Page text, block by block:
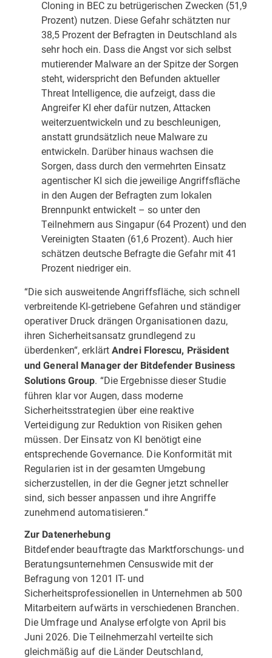
Cloning in BEC zu betrügerischen Zwecken (51,9
Prozent) nutzen. Diese Gefahr schätzten nur
38,5 Prozent der Befragten in Deutschland als
sehr hoch ein. Dass die Angst vor sich selbst
mutierender Malware an der Spitze der Sorgen
steht, widerspricht den Befunden aktueller
Threat Intelligence, die aufzeigt, dass die
Angreifer KI eher dafür nutzen, Attacken
weiterzuentwickeln und zu beschleunigen,
anstatt grundsätzlich neue Malware zu
entwickeln. Darüber hinaus wachsen die
Sorgen, dass durch den vermehrten Einsatz
agentischer KI sich die jeweilige Angriffsfläche
in den Augen der Befragten zum lokalen
Brennpunkt entwickelt – so unter den
Teilnehmern aus Singapur (64 Prozent) und den
Vereinigten Staaten (61,6 Prozent). Auch hier
schätzen deutsche Befragte die Gefahr mit 41
Prozent niedriger ein.
“Die sich ausweitende Angriffsfläche, sich schnell
verbreitende KI-getriebene Gefahren und ständiger
operativer Druck drängen Organisationen dazu,
ihren Sicherheitsansatz grundlegend zu
überdenken“, erklärtAndrei Florescu, Präsident
und General Manager der Bitdefender Business
Solutions Group. “Die Ergebnisse dieser Studie
führen klar vor Augen, dass moderne
Sicherheitsstrategien über eine reaktive
Verteidigung zur Reduktion von Risiken gehen
müssen. Der Einsatz von KI benötigt eine
entsprechende Governance. Die Konformität mit
Regularien ist in der gesamten Umgebung
sicherzustellen, in der die Gegner jetzt schneller
sind, sich besser anpassen und ihre Angriffe
zunehmend automatisieren.“
Zur Datenerhebung
Bitdefender beauftragte das Marktforschungs- und
Beratungsunternehmen Censuswide mit der
Befragung von 1201 IT- und
Sicherheitsprofessionellen in Unternehmen ab 500
Mitarbeitern aufwärts in verschiedenen Branchen.
Die Umfrage und Analyse erfolgte von April bis
Juni 2026. Die Teilnehmerzahl verteilte sich
gleichmäßig auf die Länder Deutschland,